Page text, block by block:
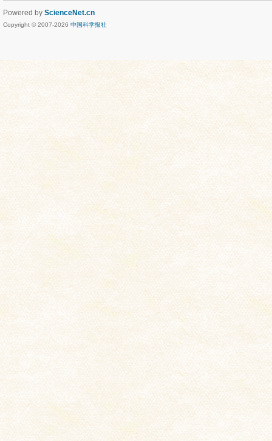
Powered by ScienceNet.cn
Copyright © 2007-2026 中国科学报社